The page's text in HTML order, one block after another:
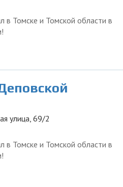
в Томске и Томской области в
улица, 69/2
в Томске и Томской области в